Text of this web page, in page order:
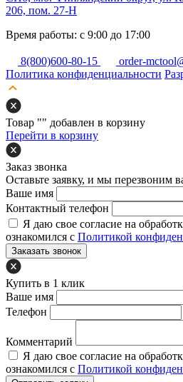
206, пом. 27-Н
Время работы: с 9:00 до 17:00
8(800)600-80-15
order-
Политика конфиденциальности
Товар "" добавлен в корзину
Перейти в корзину
Заказ звонка
Оставьте заявку, и мы перезвоним
Ваше имя
Контактный телефон
Я даю свое согласие на
ознакомился с Политикой
Заказать звонок
Купить в 1 клик
Ваше имя
Телефон
Комментарий
Я даю свое согласие на
ознакомился с Политикой